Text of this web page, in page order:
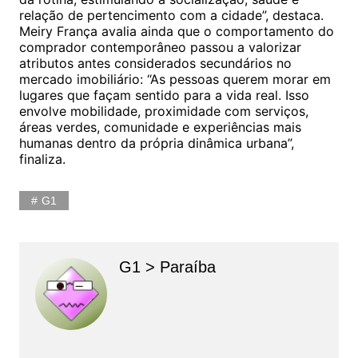
relação de pertencimento com a cidade”, destaca.
Meiry França avalia ainda que o comportamento do
comprador contemporâneo passou a valorizar
atributos antes considerados secundários no
mercado imobiliário: “As pessoas querem morar em
lugares que façam sentido para a vida real. Isso
envolve mobilidade, proximidade com serviços,
áreas verdes, comunidade e experiências mais
humanas dentro da própria dinâmica urbana”,
finaliza.
G1
G1 > Paraíba